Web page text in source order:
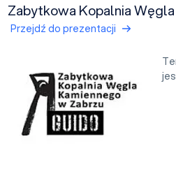
Zabytkowa Kopalnia
Przejdź do prezentacji